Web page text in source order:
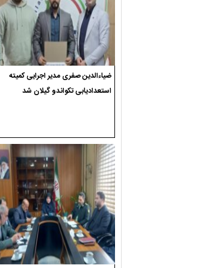
ضیاءالدین صفری مدیر اجرایی کمیته
استعدادیابی تکواندو گیلان شد